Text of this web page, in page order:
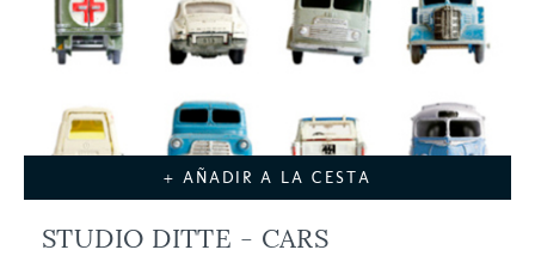
+ AÑADIR A LA CESTA
STUDIO DITTE - CARS